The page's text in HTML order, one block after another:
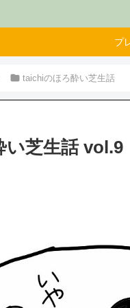
プ
taichiのほろ酔い芝生話
芝生話 vol.9